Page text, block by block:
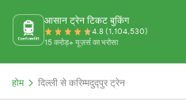
आसान ट्रेन टिकट बुकिंग
4.8 (1,104,530)
15 करोड़+ यूज़र्स का भरोसा
होम दिल्ली से करिम्मदुद्पुर ट्रेन